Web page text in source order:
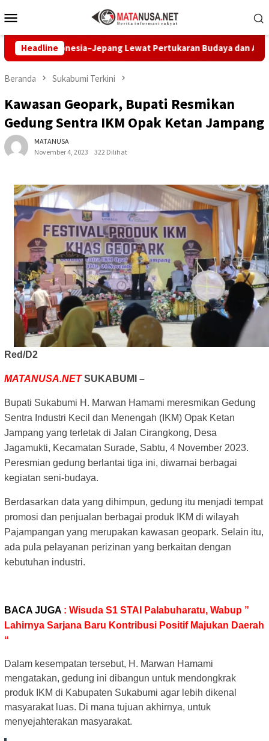
ke
Mobile
Headline Lewat Pertukaran Budaya dan Aksi Peduli
Beranda Sukabumi Terkini
Kawasan Geopark, Bupati Resmikan
Gedung Sentra IKM Opak Ketan Jampang
MATANUSA
November 4, 2023
322 Dilihat
Red/D2
MATANUSA.NET SUKABUMI –
Bupati Sukabumi H. Marwan Hamami meresmikan Gedung
Sentra Industri Kecil dan Menengah (IKM) Opak Ketan
Jampang yang terletak di Jalan Cirangkong, Desa
Jagamukti, Kecamatan Surade, Sabtu, 4 November 2023.
Peresmian gedung berlantai tiga ini, diwarnai berbagai
kegiatan seni-budaya.
Berdasarkan data yang dihimpun, gedung itu menjadi tempat
promosi dan penjualan berbagai produk IKM di wilayah
Pajampangan yang merupakan kawasan geopark. Selain itu,
ada pula pelayanan perizinan yang berkaitan dengan
kebutuhan industri.
BACA JUGA : Wisuda S1 STAI Palabuharatu, Wabup ”
Lahirnya Sarjana Baru Kontribusi Positif Majukan Daerah
“
Dalam kesempatan tersebut, H. Marwan Hamami
mengatakan, gedung ini dibangun untuk mendongkrak
produk IKM di Kabupaten Sukabumi agar lebih dikenal
masyarakat luas. Di mana tujuan akhirnya, untuk
menyejahterakan masyarakat.